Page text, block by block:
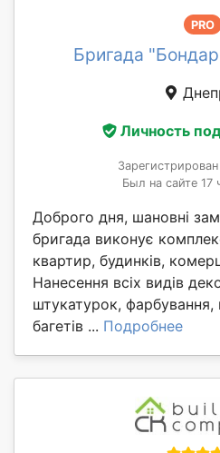
PRO
Бригада
Личность
Был на сайте 17
Доброго дня, шановні
бригада виконує
квартир, будинків,
Нанесення всіх видів
штукатурок,
багетів ... Подробнее